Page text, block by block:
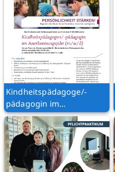
Kindheitspädagoge/-
pädagogin im
Anerkennungsjahr
(m/w/d)